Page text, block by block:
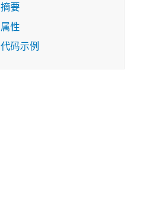
摘要
属性
代码示例